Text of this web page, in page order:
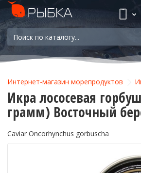
Интернет-магазин морепродуктов
Икра лососевая
грамм) Восточный
Caviar Oncorhynchus gorbuscha